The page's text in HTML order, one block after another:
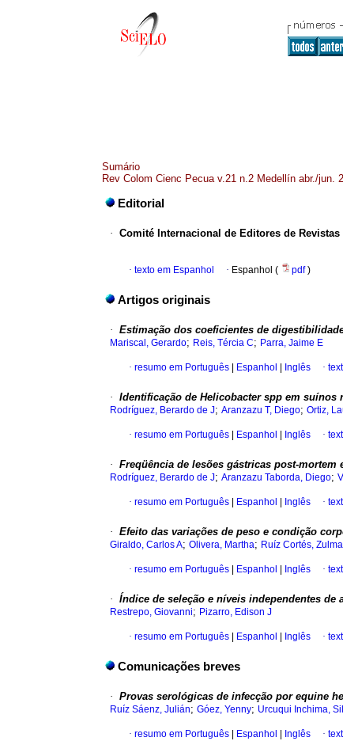
Sumário
Rev Colom Cienc Pecua v.21 n.2 Medellín abr./jun.
Editorial
· Comité Internacional de Editores de
· texto em Espanhol · Espanhol ( pdf)
Artigos originais
· Estimação dos coeficientes de
Mariscal, Gerardo; Reis, Tércia C; Parra, Jaime E
· resumo em Português Espanhol Inglês ·
· Identificação de Helicobacter spp em
Rodríguez, Berardo de J; Aranzazu T, Diego; Ortiz,
· resumo em Português Espanhol Inglês ·
· Freqüência de lesões gástricas post-
Rodríguez, Berardo de J; Aranzazu Taborda, Diego;
· resumo em Português Espanhol Inglês ·
· Efeito das variações de peso e condição
Giraldo, Carlos A; Olivera, Martha; Ruíz Cortés,
· resumo em Português Espanhol Inglês ·
· Índice de seleção e níveis independentes
Restrepo, Giovanni; Pizarro, Edison J
· resumo em Português Espanhol Inglês ·
Comunicações breves
· Provas serológicas de infecção por equine
Ruíz Sáenz, Julián; Góez, Yenny; Urcuqui Inchima,
· resumo em Português Espanhol Inglês ·